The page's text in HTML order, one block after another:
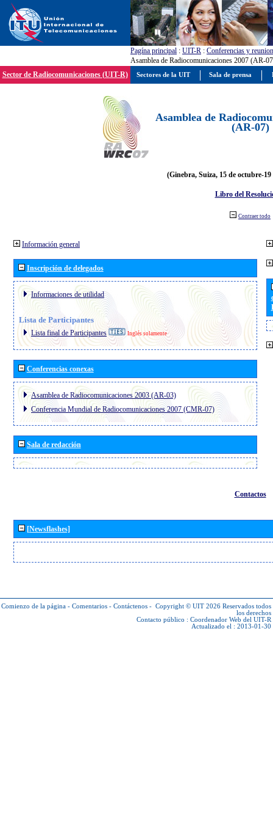
Pagína principal : UIT-R : Conferencias y
Asamblea de Radiocomunicaciones 2007 (AR-
Sector de Radiocomunicaciones (UIT-R)
Asamblea de
(AR-07)
(Ginebra, Suiza, 15 de octubre-19
Libro del
Contraer todo
Información general
Inscripción de delegados
Informaciones de utilidad
Lista de Participantes
Lista final de Participantes Inglés solamente
Conferencias conexas
Asamblea de Radiocomunicaciones 2003 (AR-03)
Conferencia Mundial de Radiocomunicaciones 2007 (CMR-07)
Sala de redacción
Contactos
[Newsflashes]
Comienzo de la página - Comentarios - Contáctenos - Copyright © UIT 2026 Reservados todos
los derechos
Contacto público : Coordenador Web del UIT-R
Actualizado el : 2013-01-30
Sectores de la UIT Sala de prensa